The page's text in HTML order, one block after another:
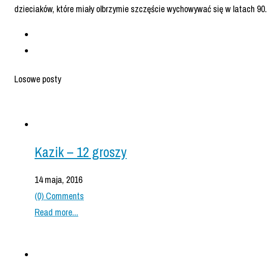
dzieciaków, które miały olbrzymie szczęście wychowywać się w latach 90.
Losowe posty
Kazik – 12 groszy
14 maja, 2016
(0) Comments
Read more...